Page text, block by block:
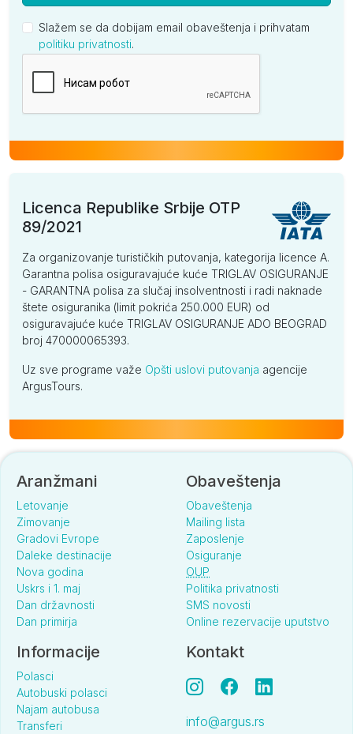
Slažem se da dobijam email obaveštenja i prihvatam
politiku privatnosti.
Licenca Republike Srbije OTP
89/2021
Za organizovanje turističkih putovanja, kategorija licence A.
Garantna polisa osiguravajuće kuće TRIGLAV OSIGURANJE
- GARANTNA polisa za slučaj insolventnosti i radi naknade
štete osiguranika (limit pokrića 250.000 EUR) od
osiguravajuće kuće TRIGLAV OSIGURANJE ADO BEOGRAD
broj 470000065393.
Uz sve programe važe Opšti uslovi putovanja agencije
ArgusTours.
Aranžmani
Letovanje
Zimovanje
Gradovi Evrope
Daleke destinacije
Nova godina
Uskrs i 1. maj
Dan državnosti
Dan primirja
Obaveštenja
Obaveštenja
Mailing lista
Zaposlenje
Osiguranje
OUP
Politika privatnosti
SMS novosti
Online rezervacije uputstvo
Informacije
Polasci
Autobuski polasci
Najam autobusa
Transferi
Kontakt
info@argus.rs